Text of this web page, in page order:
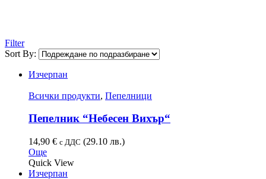
Filter
Sort By:
Изчерпан
Всички продукти, Пепелници
Пепелник “Небесен Вихър“
14,90 € с ДДС (29.10 лв.)
Още
Quick View
Изчерпан